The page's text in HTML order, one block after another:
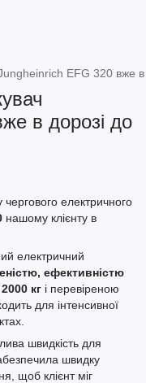
EFG 320 вже в
в дорозі до
чергового електричного
нашому клієнту в
електричний
ефективністю
2000 кг і перевіреною
для інтенсивної
швидкість для
швидку
щоб клієнт міг